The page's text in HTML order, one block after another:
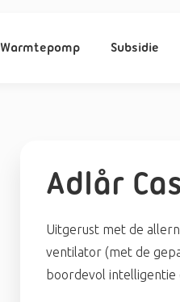
Warmtepomp Subsidie
Adlår
Uitgerust met de
ventilator (met de
boordevol intelligentie